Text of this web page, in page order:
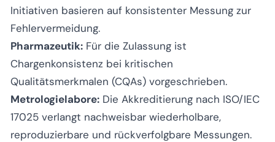
Initiativen basieren auf konsistenter Messung zur
Fehlervermeidung.
Pharmazeutik: Für die Zulassung ist
Chargenkonsistenz bei kritischen
Qualitätsmerkmalen (CQAs) vorgeschrieben.
Metrologielabore: Die Akkreditierung nach ISO/IEC
17025 verlangt nachweisbar wiederholbare,
reproduzierbare und rückverfolgbare Messungen.